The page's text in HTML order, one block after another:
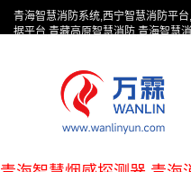
青海智慧消防系统,西宁智慧消防平
据平台,青藏高原智慧消防,青海智慧